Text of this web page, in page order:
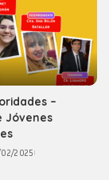
–
Jóvenes
2025